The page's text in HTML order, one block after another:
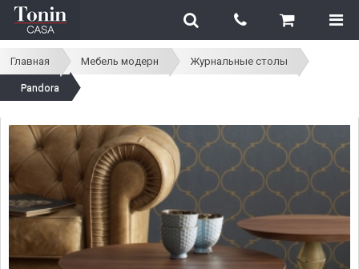
Главная Мебель модерн Журнальные столы
Pandora